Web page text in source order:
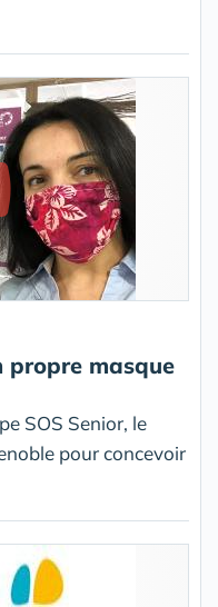
propre masque
SOS Senior, le
pour concevoir